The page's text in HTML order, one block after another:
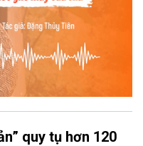
quy tụ hơn 120